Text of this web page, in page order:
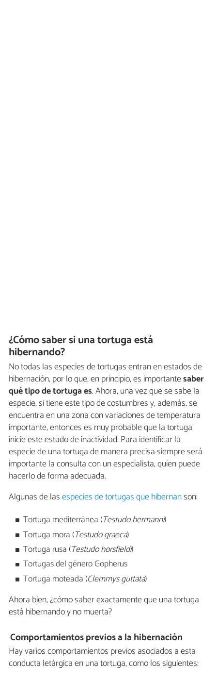
¿Cómo saber si una tortuga está
hibernando?
No todas las especies de tortugas entran en estados de
hibernación, por lo que, en principio, es importantesaber
qué tipo de tortuga es. Ahora, una vez que se sabe la
especie, si tiene este tipo de costumbres y, además, se
encuentra en una zona con variaciones de temperatura
importante, entonces es muy probable que la tortuga
inicie este estado de inactividad. Para identificar la
especie de una tortuga de manera precisa siempre será
importante la consulta con un especialista, quien puede
hacerlo de forma adecuada.
Algunas de lasespecies de tortugas que hibernanson:
Tortuga mediterránea (Testudo hermanni)
Tortuga mora (Testudo graeca)
Tortuga rusa (Testudo horsfieldi)
Tortugas del género Gopherus
Tortuga moteada (Clemmys guttata)
Ahora bien, ¿cómo saber exactamente que una tortuga
está hibernando y no muerta?
Comportamientos previos a la hibernación
Hay varios comportamientos previos asociados a esta
conducta letárgica en una tortuga, como los siguientes: